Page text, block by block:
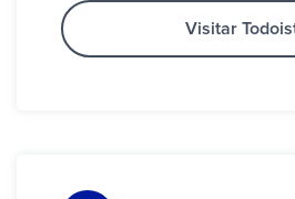
Visitar